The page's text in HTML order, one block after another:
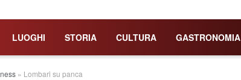
LUOGHI STORIA CULTURA GASTRONOMIA
» Lombari su panca